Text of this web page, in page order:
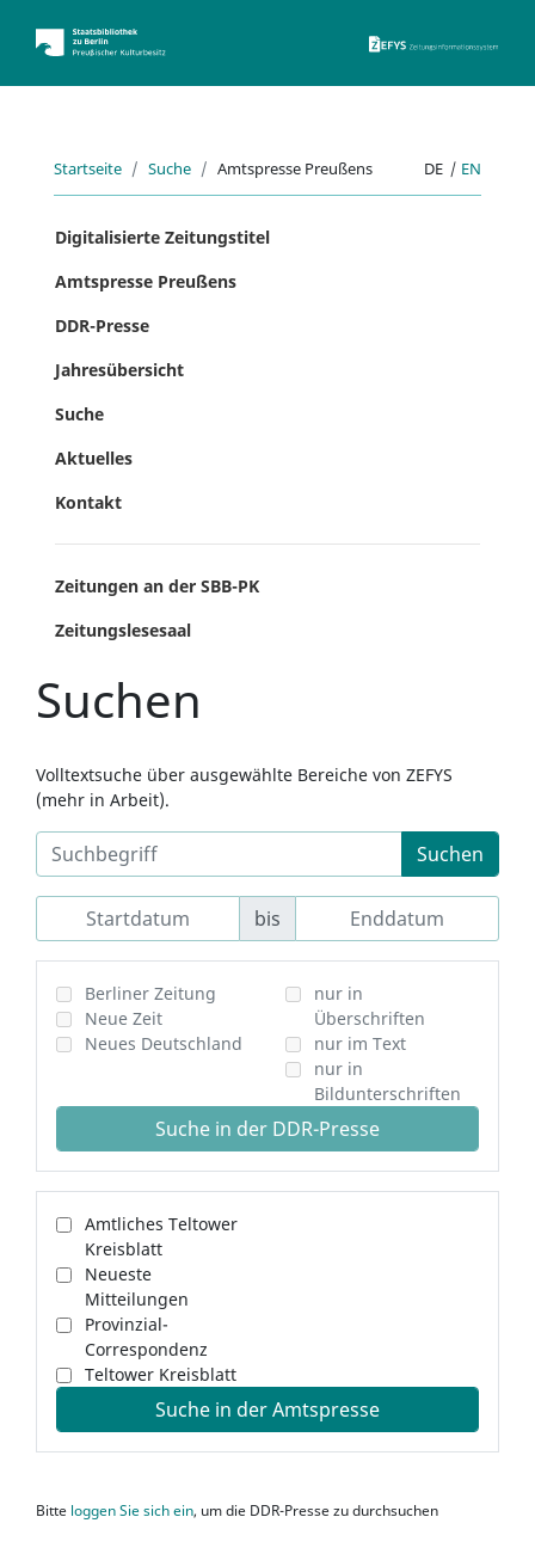
Startseite Suche Amtspresse Preußens DE | EN
Digitalisierte Zeitungstitel
Amtspresse Preußens
DDR-Presse
Jahresübersicht
Suche
Aktuelles
Kontakt
Zeitungen an der SBB-PK
Zeitungslesesaal
Suchen
Volltextsuche über ausgewählte Bereiche von ZEFYS
(mehr in Arbeit).
Suchen
bis
Berliner Zeitung
Neue Zeit
Neues Deutschland
nur in
Überschriften
nur im Text
nur in
Bildunterschriften
Suche in der DDR-Presse
Amtliches Teltower
Kreisblatt
Neueste
Mitteilungen
Provinzial-
Correspondenz
Teltower Kreisblatt
Suche in der Amtspresse
Bitte loggen Sie sich ein, um die DDR-Presse zu durchsuchen